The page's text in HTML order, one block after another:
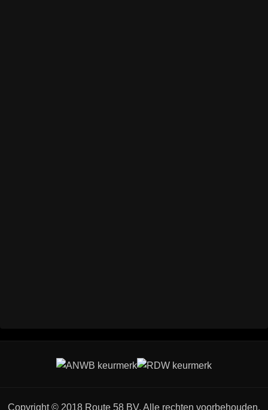
Copyright © 2018 Route 58 BV. Alle rechten voorbehouden.